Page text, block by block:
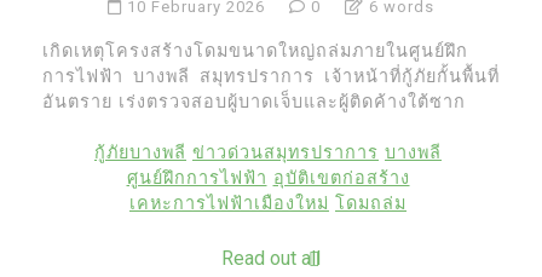
10 February 2026 0 6 words
เกิดเหตุโครงสร้างโดมขนาดใหญ่ถล่มภายในศูนย์ฝึก
การไฟฟ้า บางพลี สมุทรปราการ เจ้าหน้าที่กู้ภัยกั้นพื้นที่
อันตราย เร่งตรวจสอบผู้บาดเจ็บและผู้ติดค้างใต้ซาก
กู้ภัยบางพลี ข่าวด่วนสมุทรปราการ บางพลี
ศูนย์ฝึกการไฟฟ้า อุบัติเขตก่อสร้าง
เคหะการไฟฟ้าเมืองใหม่ โดมถล่ม
Read out all